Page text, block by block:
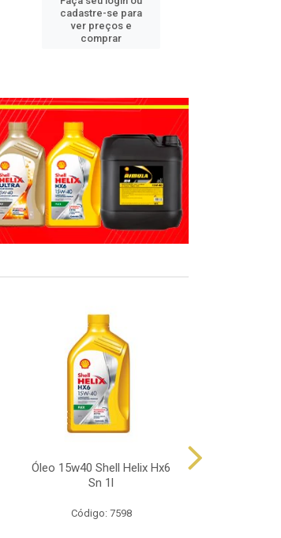
cadastre-se para
ver preços e
comprar
Óleo 15w40 Shell Helix Hx6
Sn 1l
Código: 7598